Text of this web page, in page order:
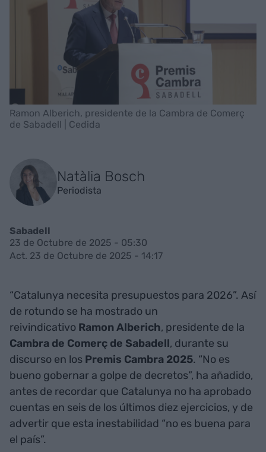
Ramon Alberich, presidente de la Cambra de Comerç
de Sabadell | Cedida
Natàlia Bosch
Periodista
Sabadell
23 de Octubre de 2025 - 05:30
Act. 23 de Octubre de 2025 - 14:17
“Catalunya necesita presupuestos para 2026”. Así
de rotundo se ha mostrado un
reivindicativo Ramon Alberich, presidente de la
Cambra de Comerç de Sabadell, durante su
discurso en los Premis Cambra 2025. “No es
bueno gobernar a golpe de decretos”, ha añadido,
antes de recordar que Catalunya no ha aprobado
cuentas en seis de los últimos diez ejercicios, y de
advertir que esta inestabilidad “no es buena para
el país”.